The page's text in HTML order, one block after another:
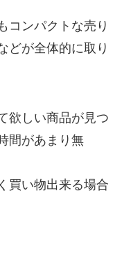
コンパクトな売り
どが全体的に取り
欲しい商品が見つ
間があまり無
買い物出来る場合